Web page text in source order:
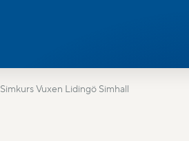
Simkurs Vuxen Lidingö Simhall